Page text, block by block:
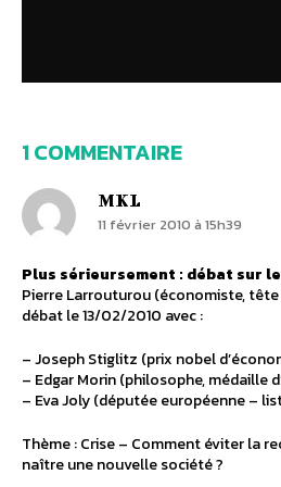
1 COMMENTAIRE
MKL
11 février 2010 à 15h39
Plus sérieursement : débat sur
Pierre Larrouturou (économiste, tête
débat le 13/02/2010 avec :
– Joseph Stiglitz (prix nobel
– Edgar Morin (philosophe, médaille
– Eva Joly (députée européenne –
Thème : Crise – Comment éviter la
naître une nouvelle société ?